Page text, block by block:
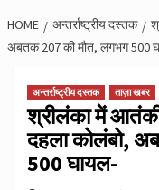
HOME अन्तर्राष्ट्रीय दस्तक
अबतक 207 की मौत, लगभग 500
अन्तर्राष्ट्रीय दस्तक ताज़ा खबर
श्रीलंका में
दहला कोलंबो,
500 घायल-